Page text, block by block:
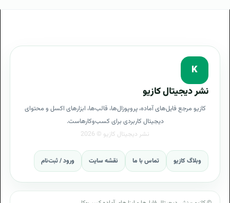
K
نشر دیجیتال کازیو
کازیو مرجع فایل‌های آماده، پروپوزال‌ها، قالب‌ها، ابزارهای اکسل و محتوای
دیجیتال کاربردی برای کسب‌وکارهاست.
وبلاگ کازیو تماس با ما نقشه سایت ورود / ثبت‌نام